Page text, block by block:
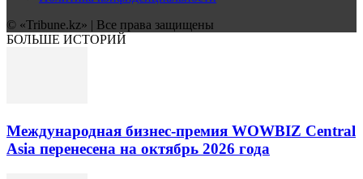
© «Tribune.kz» | Все права защищены
БОЛЬШЕ ИСТОРИЙ
Международная бизнес-премия WOWBIZ Central
Asia перенесена на октябрь 2026 года